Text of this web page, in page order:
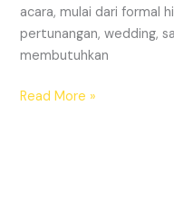
acara, mulai dari formal
pertunangan, wedding,
membutuhkan
SEWA
Read More »